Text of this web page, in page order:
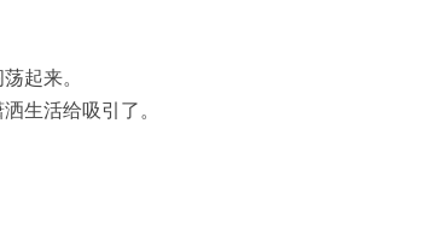
起来。
生活给吸引了。